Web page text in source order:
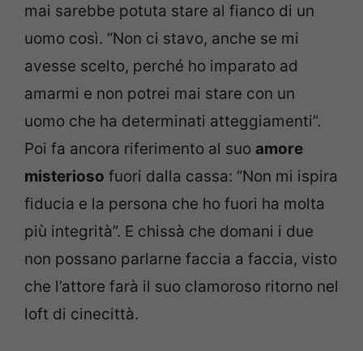
mai sarebbe potuta stare al fianco di un
uomo così. “Non ci stavo, anche se mi
avesse scelto, perché ho imparato ad
amarmi e non potrei mai stare con un
uomo che ha determinati atteggiamenti”.
Poi fa ancora riferimento al suo amore
misterioso fuori dalla cassa: “Non mi ispira
fiducia e la persona che ho fuori ha molta
più integrità”. E chissà che domani i due
non possano parlarne faccia a faccia, visto
che l’attore farà il suo clamoroso ritorno nel
loft di cinecittà.